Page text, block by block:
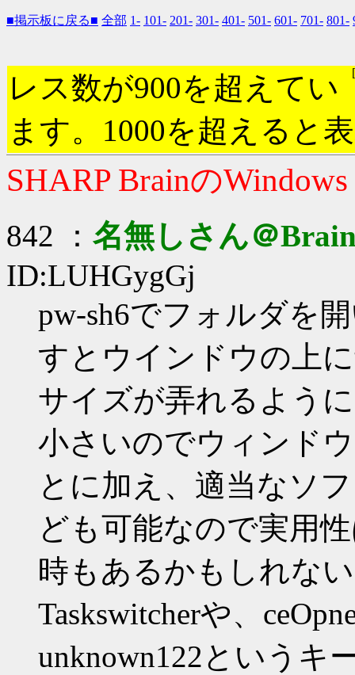
■掲示板に戻る■ 全部 1- 101- 201- 301- 401- 501- 601- 701- 801-
レス数が900を超えてい
ます。1000を超えると
SHARP Brainの
842 ： 名無しさん＠
ID:LUHGygGj
pw-sh6でフォルダを
すとウインドウの上
サイズが弄れるよう
小さいのでウィンド
とに加え、適当なソ
ども可能なので実用
時もあるかもしれな
Taskswitcherや、
unknown122というキ